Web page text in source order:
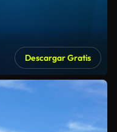
Descargar Gratis